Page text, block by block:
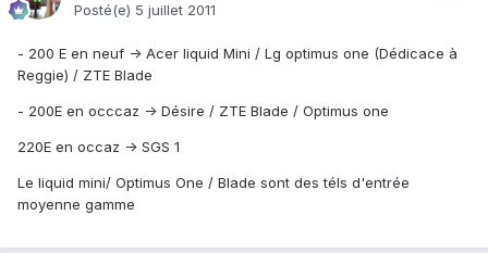
Posté(e) 5 juillet 2011
- 200 E en neuf -> Acer liquid Mini / Lg optimus one (Dédicace à
Reggie) / ZTE Blade
- 200E en occcaz -> Désire / ZTE Blade / Optimus one
220E en occaz -> SGS 1
Le liquid mini/ Optimus One / Blade sont des téls d'entrée
moyenne gamme